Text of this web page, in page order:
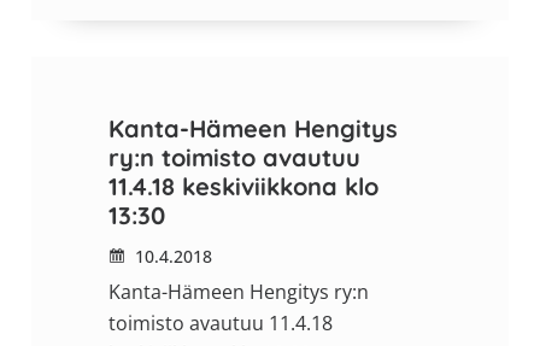
Kanta-Hämeen Hengitys
ry:n toimisto avautuu
11.4.18 keskiviikkona klo
13:30
10.4.2018
Kanta-Hämeen Hengitys ry:n
toimisto avautuu 11.4.18